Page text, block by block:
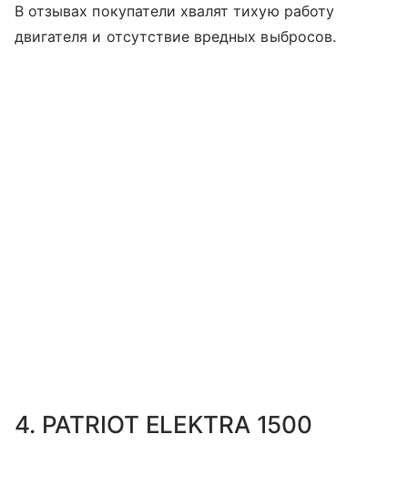
В отзывах покупатели хвалят тихую работу
двигателя и отсутствие вредных выбросов.
4. PATRIOT ELEKTRA 1500